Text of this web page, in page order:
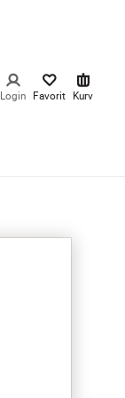
Login Favorit Kurv